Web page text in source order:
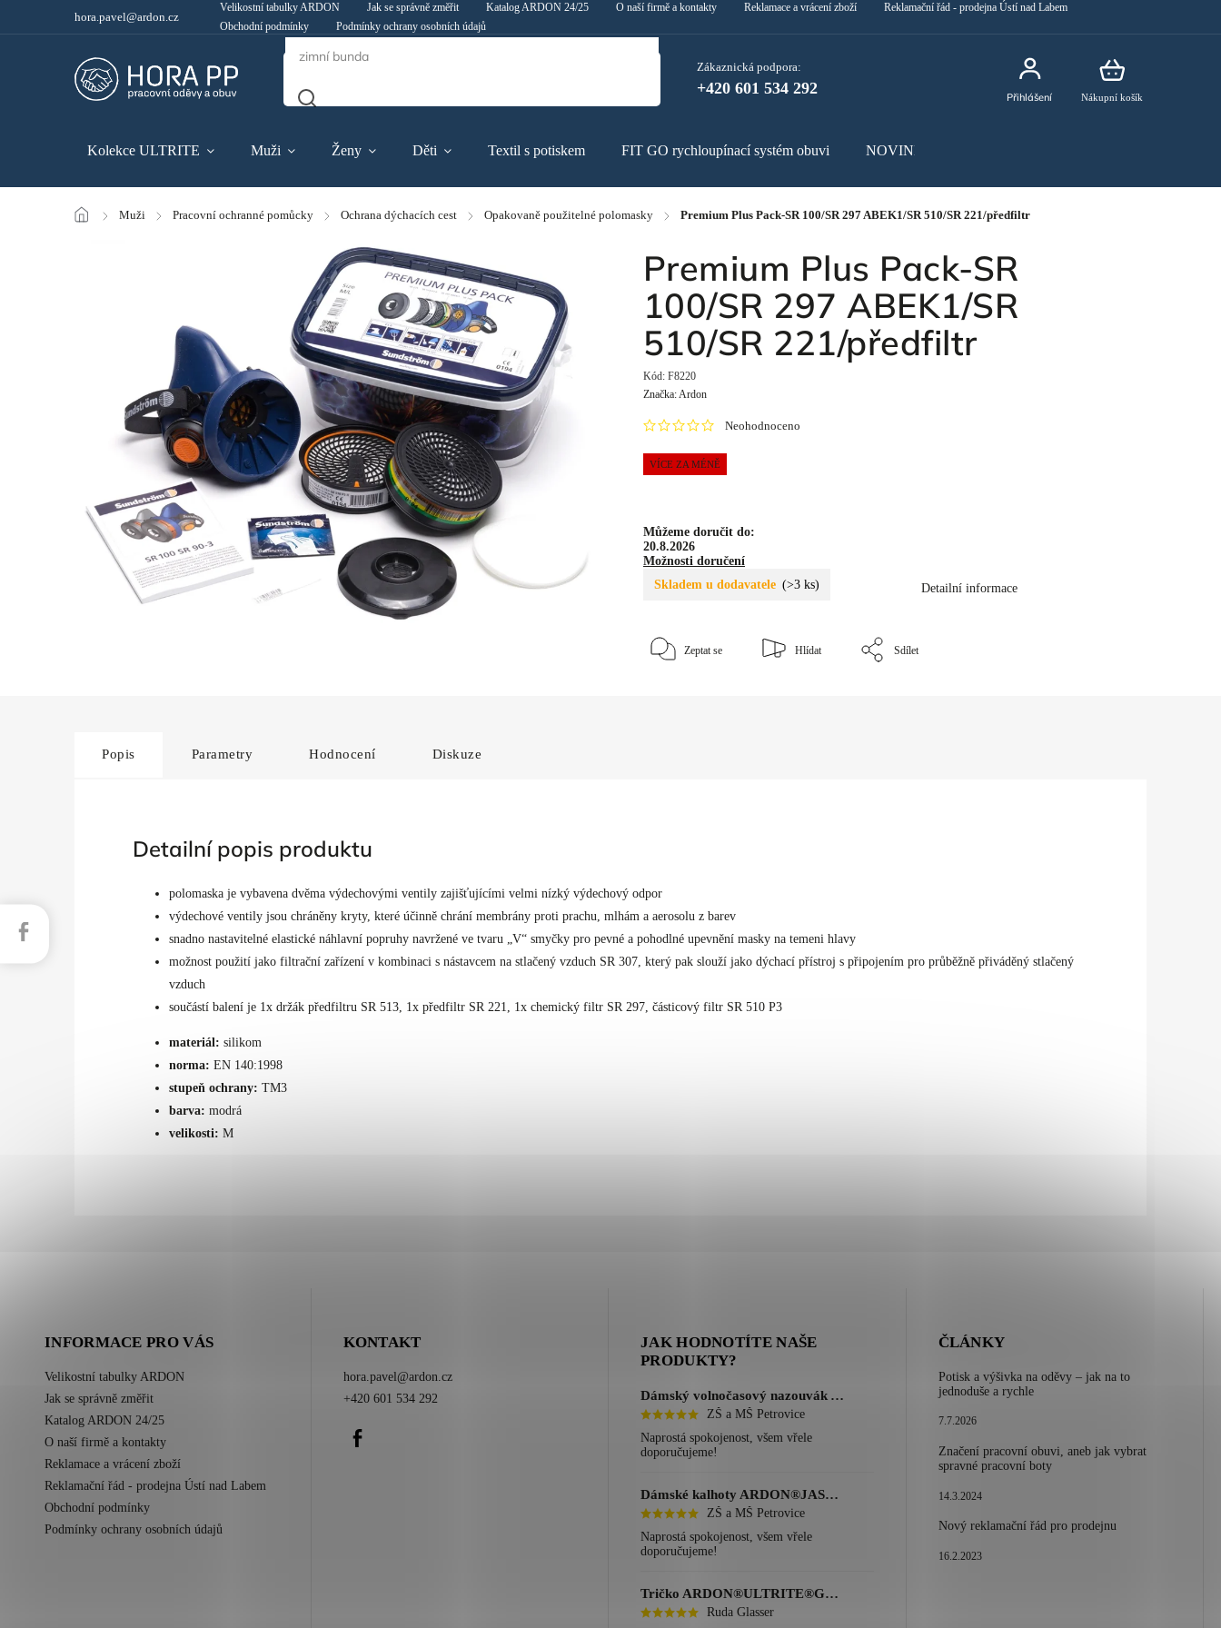
hora.pavel@ardon.cz
Velikostní tabulky ARDON Jak se správně změřit Katalog ARDON 24/25 O naší firmě a kontakty Reklamace a vrácení zboží
Reklamační řád - prodejna Ústí nad Labem
Obchodní podmínky
Podmínky ochrany osobních údajů
Zákaznická podpora:
+420 601 534 292
Nákupní košík
Přihlášení
Kolekce ULTRITE Muži Ženy Děti Textil s potiskem FIT GO rychloupínací systém obuvi NOVINKY
/ Muži / Pracovní ochranné pomůcky / Ochrana dýchacích cest / Opakovaně použitelné polomasky / Premium Plus Pack-SR 100/SR 297 ABEK1/SR 510/SR 221/předfiltr
Premium Plus Pack-SR
100/SR 297 ABEK1/SR
510/SR 221/předfiltr
Kód: F8220
VÍCE ZA MÉNĚ
Neohodnoceno
Značka:Ardon
Můžeme doručit do:
20.8.2026
Možnosti doručení
Skladem u dodavatele (>3 ks) Detailní informace
Zeptat se Hlídat Sdílet
Popis Parametry Hodnocení Diskuze
Detailní popis produktu
polomaska je vybavena dvěma výdechovými ventily zajišťujícími velmi nízký výdechový odpor
výdechové ventily jsou chráněny kryty, které účinně chrání membrány proti prachu, mlhám a aerosolu z barev
snadno nastavitelné elastické náhlavní popruhy navržené ve tvaru „V“ smyčky pro pevné a pohodlné upevnění masky na temeni hlavy
možnost použití jako filtrační zařízení v kombinaci s nástavcem na stlačený vzduch SR 307, který pak slouží jako dýchací přístroj s připojením pro průběžně přiváděný stlačený
vzduch
součástí balení je 1x držák předfiltru SR 513, 1x předfiltr SR 221, 1x chemický filtr SR 297, částicový filtr SR 510 P3
materiál: silikom
norma: EN 140:1998
stupeň ochrany: TM3
barva: modrá
velikosti: M
INFORMACE PRO VÁS
Velikostní tabulky ARDON
Jak se správně změřit
Katalog ARDON 24/25
O naší firmě a kontakty
Reklamace a vrácení zboží
Reklamační řád - prodejna Ústí nad Labem
Obchodní podmínky
Podmínky ochrany osobních údajů
KONTAKT
hora.pavel @ardon.cz
+420 601 534 292
JAK HODNOTÍTE NAŠE
PRODUKTY?
Dámský volnočasový nazouvák ARDON®JUNO - růžová
ZŠ a MŠ Petrovice
Naprostá spokojenost, všem vřele
doporučujeme!
Dámské kalhoty ARDON®JASVENA šedá
ZŠ a MŠ Petrovice
Naprostá spokojenost, všem vřele
doporučujeme!
Tričko ARDON®ULTRITE®GO! dámské růžová
Ruda Glasser
ČLÁNKY
Potisk a výšivka na oděvy – jak na to
jednoduše a rychle
7.7.2026
Značení pracovní obuvi, aneb jak vybrat
spravné pracovní boty
14.3.2024
Nový reklamační řád pro prodejnu
16.2.2023